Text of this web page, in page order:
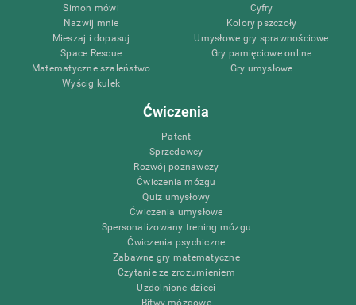
Simon mówi
Nazwij mnie
Mieszaj i dopasuj
Space Rescue
Matematyczne szaleństwo
Wyścig kulek
Cyfry
Kolory pszczoły
Umysłowe gry sprawnościowe
Gry pamięciowe online
Gry umysłowe
Ćwiczenia
Patent
Sprzedawcy
Rozwój poznawczy
Ćwiczenia mózgu
Quiz umysłowy
Ćwiczenia umysłowe
Spersonalizowany trening mózgu
Ćwiczenia psychiczne
Zabawne gry matematyczne
Czytanie ze zrozumieniem
Uzdolnione dzieci
Bitwy mózgowe